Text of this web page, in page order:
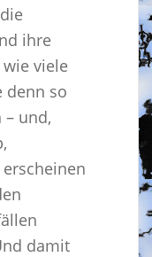
ihre
viele
denn so
und,
damit